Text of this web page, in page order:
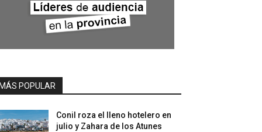
POPULAR
Conil roza el lleno hotelero en
julio y Zahara de los Atunes